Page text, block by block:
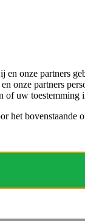
en onze partners
onze partners
of uw
het bovenstaande